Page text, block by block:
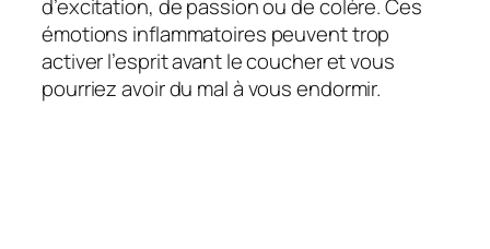
d’excitation, de passion ou de colère. Ces
émotions inflammatoires peuvent trop
activer l’esprit avant le coucher et vous
pourriez avoir du mal à vous endormir.